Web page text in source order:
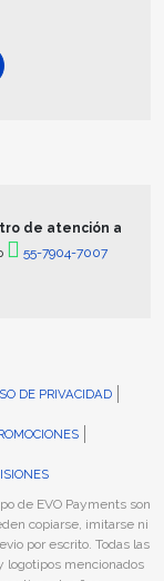
de atención a
55-7904-7007
DE PRIVACIDAD
de EVO Payments son
copiarse, imitarse ni
por escrito. Todas las
logotipos mencionados